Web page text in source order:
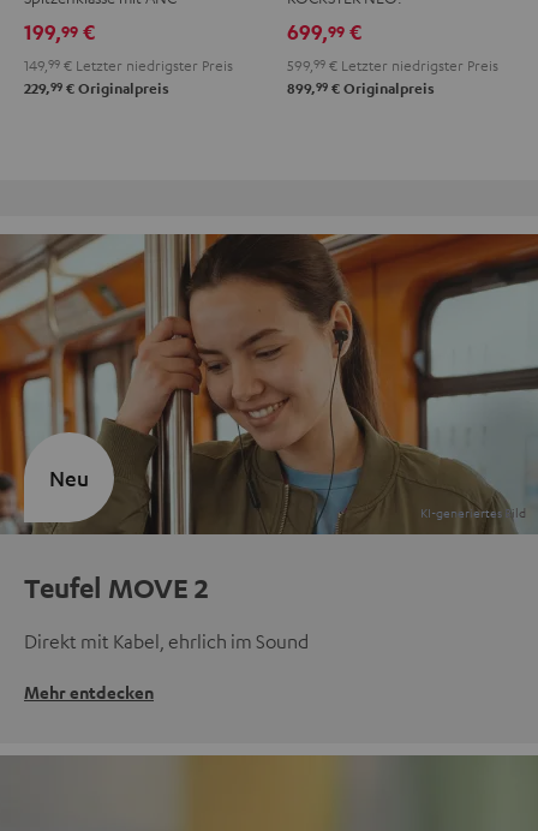
BlackWhite
199,99 €
149,99 € Letzter niedrigster Preis
229,99 € Originalpreis
699,99 €
599,99 € Letzter niedrigster Preis
899,99 € Originalpreis
Teufel MOVE 2
Direkt mit Kabel, ehrlich im Sound
Mehr entdecken
Neu